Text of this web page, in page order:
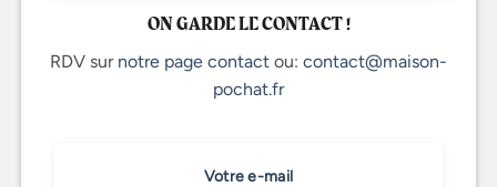
ON GARDE LE CONTACT !
RDV sur notre page contact ou: contact@maison-
pochat.fr
Votre e-mail